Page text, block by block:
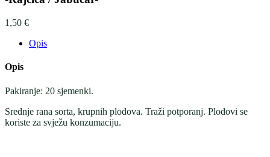
1,50 €
Opis
Opis
Pakiranje: 20 sjemenki.
Srednje rana sorta, krupnih plodova. Traži potporanj. Plodovi se
koriste za svježu konzumaciju.